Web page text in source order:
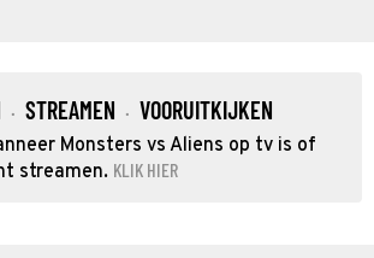
· STREAMEN · VOORUITKIJKEN
Monsters vs Aliens op tv is of
streamen. KLIK HIER